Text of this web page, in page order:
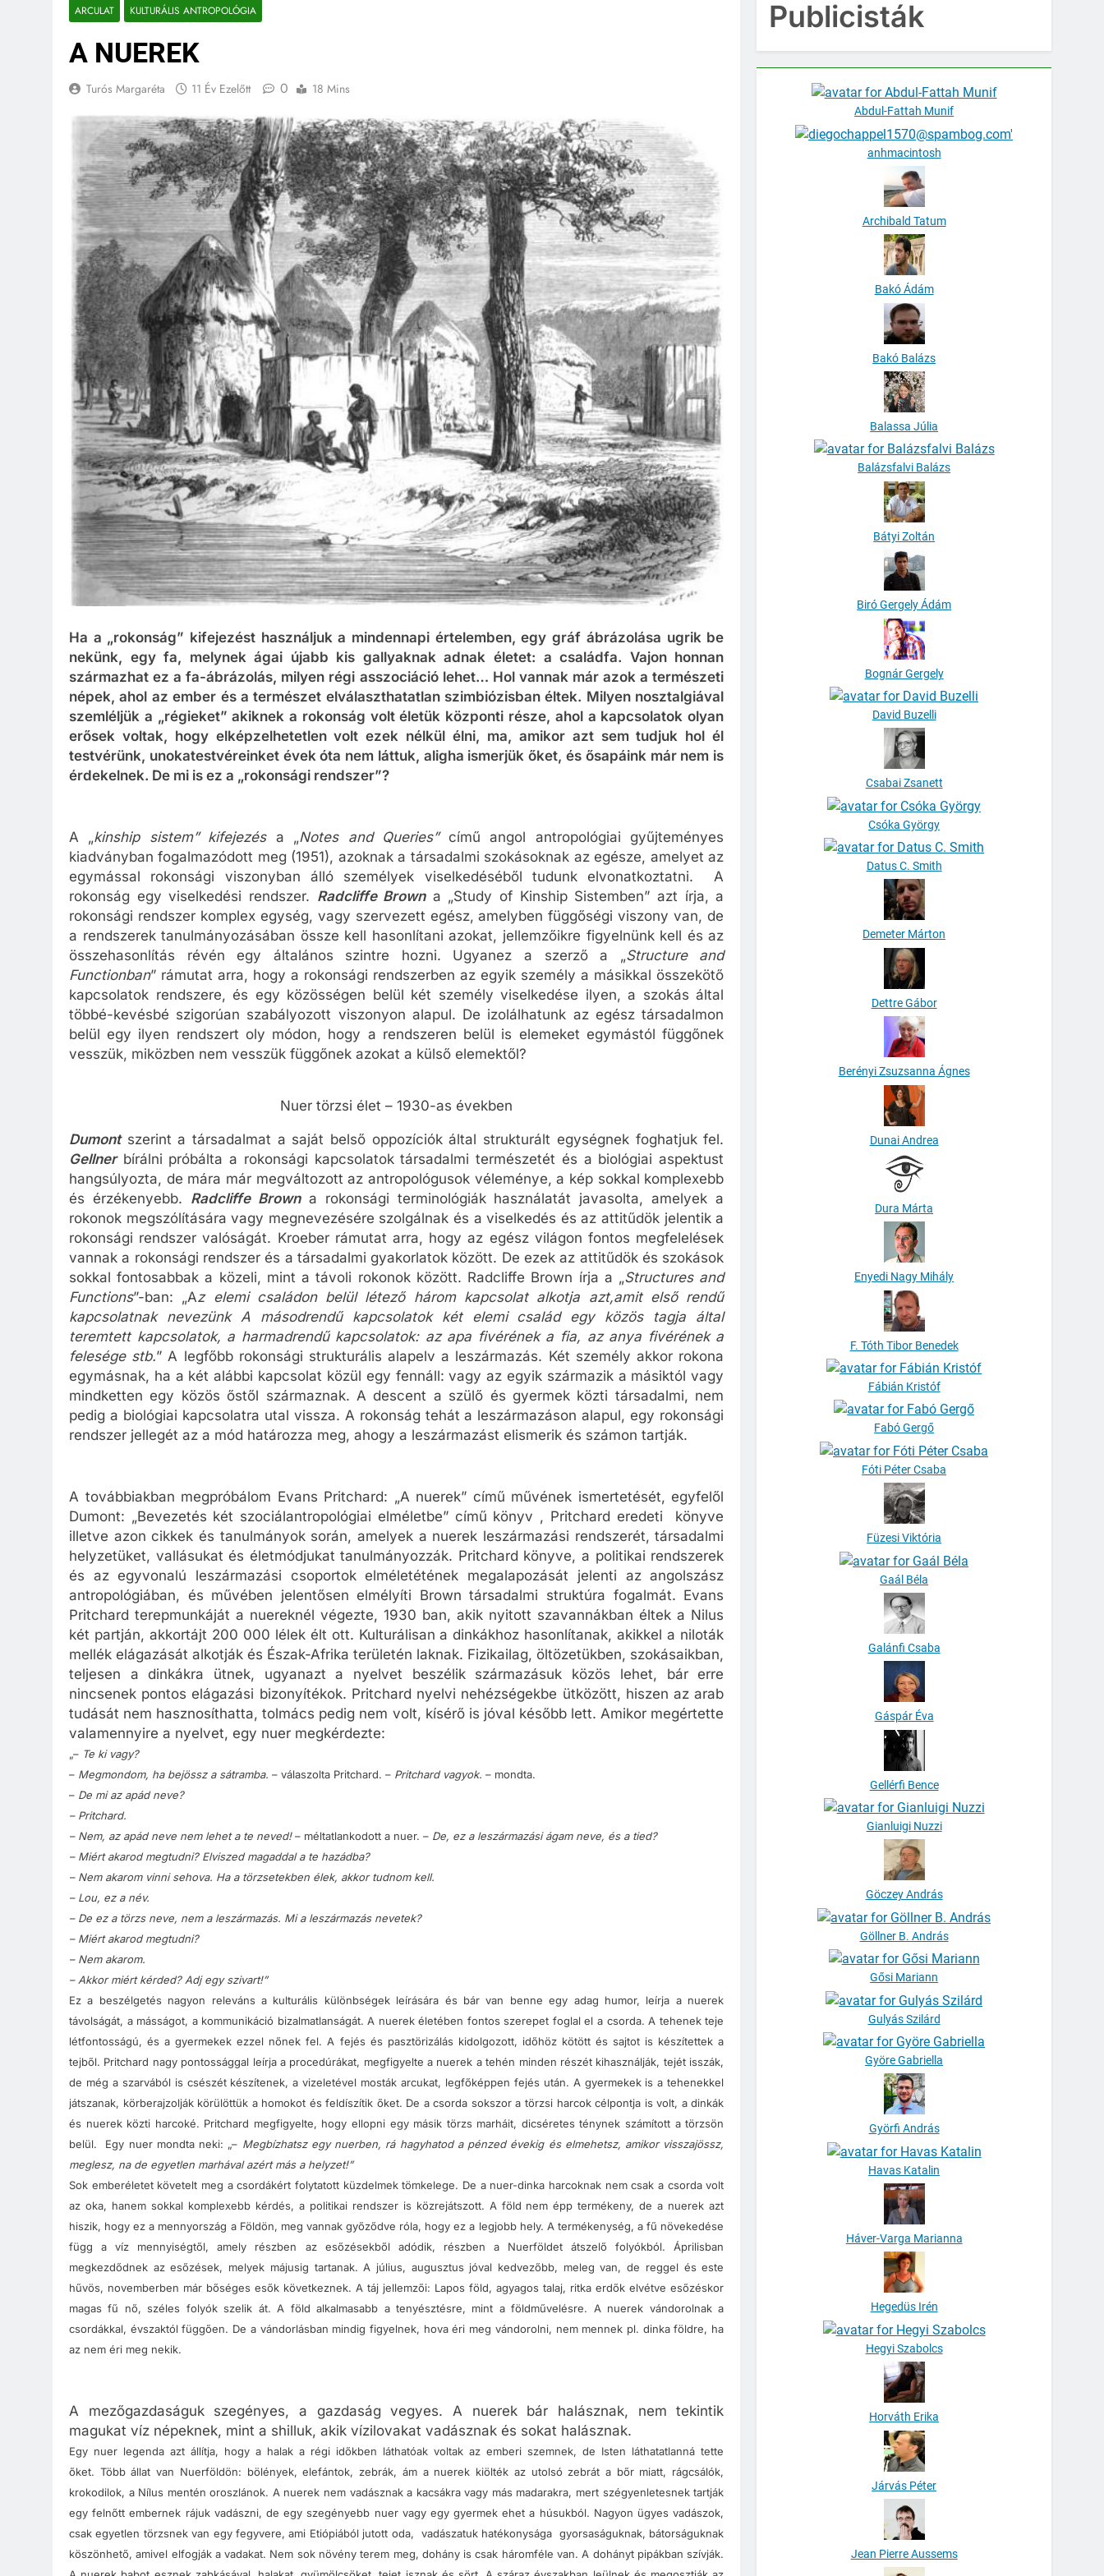
ARCULAT KULTURÁLIS ANTROPOLÓGIA
A NUEREK
Turós Margaréta 11 Év Ezelőtt 0 18 Mins
Ha a „rokonság” kifejezést használjuk a mindennapi értelemben, egy gráf ábrázolása ugrik be
nekünk, egy fa, melynek ágai újabb kis gallyaknak adnak életet: a családfa. Vajon honnan
származhat ez a fa-ábrázolás, milyen régi asszociáció lehet… Hol vannak már azok a természeti
népek, ahol az ember és a természet elválaszthatatlan szimbiózisban éltek. Milyen nosztalgiával
szemléljük a „régieket” akiknek a rokonság volt életük központi része, ahol a kapcsolatok olyan
erősek voltak, hogy elképzelhetetlen volt ezek nélkül élni, ma, amikor azt sem tudjuk hol él
testvérünk, unokatestvéreinket évek óta nem láttuk, aligha ismerjük őket, és ősapáink már nem is
érdekelnek. De mi is ez a „rokonsági rendszer”?
A „kinship sistem” kifejezés a „Notes and Queries”című angol antropológiai gyűjteményes
kiadványban fogalmazódott meg (1951), azoknak a társadalmi szokásoknak az egésze, amelyet az
egymással rokonsági viszonyban álló személyek viselkedéséből tudunk elvonatkoztatni. A
rokonság egy viselkedési rendszer. Radcliffe Browna „Study of Kinship Sistemben” azt írja, a
rokonsági rendszer komplex egység, vagy szervezett egész, amelyben függőségi viszony van, de
a rendszerek tanulmányozásában össze kell hasonlítani azokat, jellemzőikre figyelnünk kell és az
összehasonlítás révén egy általános szintre hozni. Ugyanez a szerző a „Structure and
Functionban” rámutat arra, hogy a rokonsági rendszerben az egyik személy a másikkal összekötő
kapcsolatok rendszere, és egy közösségen belül két személy viselkedése ilyen, a szokás által
többé-kevésbé szigorúan szabályozott viszonyon alapul. De izolálhatunk az egész társadalmon
belül egy ilyen rendszert oly módon, hogy a rendszeren belül is elemeket egymástól függőnek
vesszük, miközben nem vesszük függőnek azokat a külső elemektől?
Nuer törzsi élet – 1930-as években
Dumontszerint a társadalmat a saját belső oppozíciók által strukturált egységnek foghatjuk fel.
Gellnerbírálni próbálta a rokonsági kapcsolatok társadalmi természetét és a biológiai aspektust
hangsúlyozta, de mára már megváltozott az antropológusok véleménye, a kép sokkal komplexebb
és érzékenyebb. Radcliffe Browna rokonsági terminológiák használatát javasolta, amelyek a
rokonok megszólítására vagy megnevezésére szolgálnak és a viselkedés és az attitűdök jelentik a
rokonsági rendszer valóságát. Kroeber rámutat arra, hogy az egész világon fontos megfelelések
vannak a rokonsági rendszer és a társadalmi gyakorlatok között. De ezek az attitűdök és szokások
sokkal fontosabbak a közeli, mint a távoli rokonok között. Radcliffe Brown írja a „Structures and
Functions”-ban: „Az elemi családon belül létező három kapcsolat alkotja azt,amit első rendű
kapcsolatnak nevezünk A másodrendű kapcsolatok két elemi család egy közös tagja által
teremtett kapcsolatok, a harmadrendű kapcsolatok: az apa fivérének a fia, az anya fivérének a
felesége stb.” A legfőbb rokonsági strukturális alapelv a leszármazás. Két személy akkor rokona
egymásnak, ha a két alábbi kapcsolat közül egy fennáll: vagy az egyik származik a másiktól vagy
mindketten egy közös őstől származnak. A descent a szülő és gyermek közti társadalmi, nem
pedig a biológiai kapcsolatra utal vissza. A rokonság tehát a leszármazáson alapul, egy rokonsági
rendszer jellegét az a mód határozza meg, ahogy a leszármazást elismerik és számon tartják.
A továbbiakban megpróbálom Evans Pritchard: „A nuerek” című művének ismertetését, egyfelől
Dumont: „Bevezetés két szociálantropológiai elméletbe” című könyv , Pritchard eredeti könyve
illetve azon cikkek és tanulmányok során, amelyek a nuerek leszármazási rendszerét, társadalmi
helyzetüket, vallásukat és életmódjukat tanulmányozzák. Pritchard könyve, a politikai rendszerek
és az egyvonalú leszármazási csoportok elméletétének megalapozását jelenti az angolszász
antropológiában, és művében jelentősen elmélyíti Brown társadalmi struktúra fogalmát. Evans
Pritchard terepmunkáját a nuereknél végezte, 1930 ban, akik nyitott szavannákban éltek a Nilus
két partján, akkortájt 200 000 lélek élt ott. Kulturálisan a dinkákhoz hasonlítanak, akikkel a niloták
mellék elágazását alkotják és Észak-Afrika területén laknak. Fizikailag, öltözetükben, szokásaikban,
teljesen a dinkákra ütnek, ugyanazt a nyelvet beszélik származásuk közös lehet, bár erre
nincsenek pontos elágazási bizonyítékok. Pritchard nyelvi nehézségekbe ütközött, hiszen az arab
tudását nem hasznosíthatta, tolmács pedig nem volt, kísérő is jóval később lett. Amikor megértette
valamennyire a nyelvet, egy nuer megkérdezte:
„– Te ki vagy?
– Megmondom, ha bejössz a sátramba. – válaszolta Pritchard. – Pritchard vagyok. – mondta.
– De mi az apád neve?
– Pritchard.
– Nem, az apád neve nem lehet a te neved!– méltatlankodott a nuer. – De, ez a leszármazási ágam neve, és a tied?
– Miért akarod megtudni? Elviszed magaddal a te hazádba?
– Nem akarom vinni sehova. Ha a törzsetekben élek, akkor tudnom kell.
– Lou, ez a név.
– De ez a törzs neve, nem a leszármazás. Mi a leszármazás nevetek?
– Miért akarod megtudni?
– Nem akarom.
– Akkor miért kérded? Adj egy szivart!”
Ez a beszélgetés nagyon releváns a kulturális különbségek leírására és bár van benne egy adag humor, leírja a nuerek
távolságát, a másságot, a kommunikáció bizalmatlanságát. A nuerek életében fontos szerepet foglal el a csorda. A tehenek teje
létfontosságú, és a gyermekek ezzel nőnek fel. A fejés és pasztörizálás kidolgozott, időhöz kötött és sajtot is készítettek a
tejből. Pritchard nagy pontossággal leírja a procedúrákat, megfigyelte a nuerek a tehén minden részét kihasználják, tejét isszák,
de még a szarvából is csészét készítenek, a vizeletével mosták arcukat, legfőképpen fejés után. A gyermekek is a tehenekkel
játszanak, körberajzolják körülöttük a homokot és feldíszítik őket. De a csorda sokszor a törzsi harcok célpontja is volt, a dinkák
és nuerek közti harcoké. Pritchard megfigyelte, hogy ellopni egy másik törzs marháit, dicséretes ténynek számított a törzsön
belül. Egy nuer mondta neki: „– Megbízhatsz egy nuerben, rá hagyhatod a pénzed évekig és elmehetsz, amikor visszajössz,
meglesz, na de egyetlen marhával azért más a helyzet!”
Sok emberéletet követelt meg a csordákért folytatott küzdelmek tömkelege. De a nuer-dinka harcoknak nem csak a csorda volt
az oka, hanem sokkal komplexebb kérdés, a politikai rendszer is közrejátszott. A föld nem épp termékeny, de a nuerek azt
hiszik, hogy ez a mennyország a Földön, meg vannak győződve róla, hogy ez a legjobb hely. A termékenység, a fű növekedése
függ a víz mennyiségtől, amely részben az esőzésekből adódik, részben a Nuerföldet átszelő folyókból.Áprilisban
megkezdődnek az esőzések, melyek májusig tartanak. A július, augusztus jóval kedvezőbb, meleg van, de reggel és este
hűvös, novemberben már bőséges esők következnek.A táj jellemzői: Lapos föld, agyagos talaj, ritka erdők elvétve esőzéskor
magas fű nő, széles folyók szelik át. A föld alkalmasabb a tenyésztésre, mint a földművelésre. A nuerek vándorolnak a
csordákkal, évszaktól függően. De a vándorlásban mindig figyelnek, hova éri meg vándorolni, nem mennek pl. dinka földre, ha
az nem éri meg nekik.
A mezőgazdaságuk szegényes, a gazdaság vegyes. A nuerek bár halásznak, nem tekintik
magukat víz népeknek, mint a shilluk, akik vízilovakat vadásznak és sokat halásznak.
Egy nuer legenda azt állítja, hogy a halak a régi időkben láthatóak voltak az emberi szemnek, de Isten láthatatlanná tette
őket. Több állat van Nuerföldön: bölények, elefántok, zebrák, ám a nuerek kiölték az utolsó zebrát a bőr miatt, rágcsálók,
krokodilok, a Nílus mentén oroszlánok. A nuerek nem vadásznak a kacsákra vagy más madarakra, mert szégyenletesnek tartják
egy felnőtt embernek rájuk vadászni, de egy szegényebb nuer vagy egy gyermek ehet a húsukból. Nagyon ügyes vadászok,
csak egyetlen törzsnek van egy fegyvere, ami Etiópiából jutott oda, vadászatuk hatékonysága gyorsaságuknak, bátorságuknak
köszönhető, amivel elfogják a vadakat. Nem sok növény terem meg, dohány is csak háromféle van. A dohányt pipákban szívják.
Publicisták
Abdul-Fattah Munif
anhmacintosh
Archibald Tatum
Bakó Ádám
Bakó Balázs
Balassa Júlia
Balázsfalvi Balázs
Bátyi Zoltán
Biró Gergely Ádám
Bognár Gergely
David Buzelli
Csabai Zsanett
Csóka György
Datus C. Smith
Demeter Márton
Dettre Gábor
Berényi Zsuzsanna Ágnes
Dunai Andrea
Dura Márta
Enyedi Nagy Mihály
F. Tóth Tibor Benedek
Fábián Kristóf
Fabó Gergő
Fóti Péter Csaba
Füzesi Viktória
Gaál Béla
Galánfi Csaba
Gáspár Éva
Gellérfi Bence
Gianluigi Nuzzi
Göczey András
Göllner B. András
Gősi Mariann
Gulyás Szilárd
Györe Gabriella
Györfi András
Havas Katalin
Háver-Varga Marianna
Hegedüs Irén
Hegyi Szabolcs
Horváth Erika
Járvás Péter
Jean Pierre Aussems